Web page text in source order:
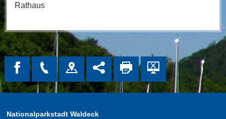
Rathaus
Nationalparkstadt Waldeck